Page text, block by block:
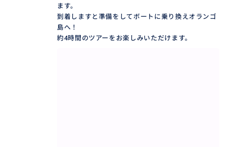
ます。
到着しますと準備をしてボートに乗り換えオランゴ
島へ！
約4時間のツアーをお楽しみいただけます。